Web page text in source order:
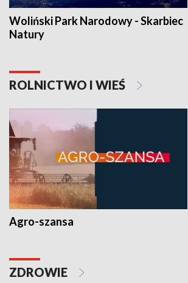
Woliński Park Narodowy - Skarbiec
Natury
ROLNICTWO I WIEŚ
Agro-szansa
ZDROWIE